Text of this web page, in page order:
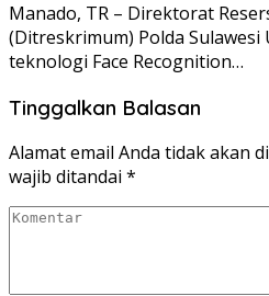
Manado, TR – Direktorat
(Ditreskrimum) Polda
teknologi Face Recognition…
Tinggalkan Balasan
Alamat email Anda tidak akan
wajib ditandai *